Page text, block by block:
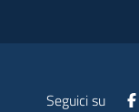
Seguici su